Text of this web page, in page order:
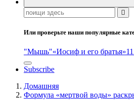
Поиск:
Или проверьте наши популярные
"Мышь"«Иосиф и его братья»
Subscribe
Домашняя
Формула «мертвой воды»